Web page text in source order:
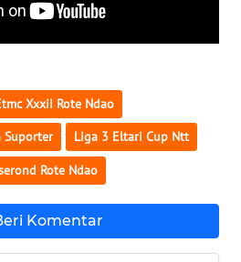
Xxxii Rote Ndao
Suporter Liga 3 Eltari Cup Ntt
Rote Ndao
Komentar